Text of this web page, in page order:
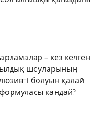
– кез келген
шоуларының
болуын қалай
қандай?